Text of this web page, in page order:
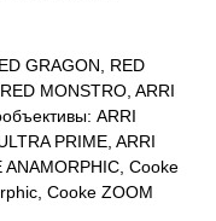
GRAGON, RED
MONSTRO, ARRI
ARRI
PRIME, ARRI
ANAMORPHIC, Cooke
Cooke ZOOM